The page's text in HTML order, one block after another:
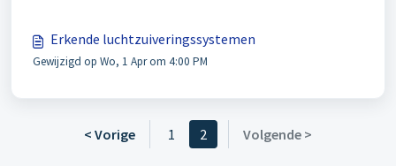
Erkende luchtzuiveringssystemen
Gewijzigd op Wo, 1 Apr om 4:00 PM
< Vorige 1 2 Volgende >